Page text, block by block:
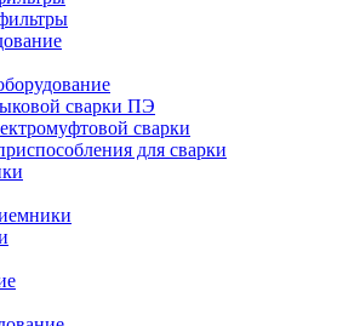
сварки ПЭ
сварки
для сварки